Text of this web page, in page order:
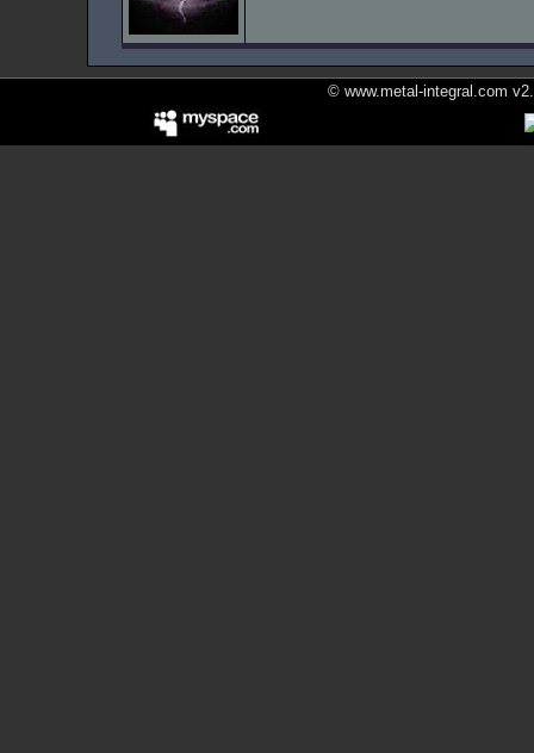
© www.metal-integral.com